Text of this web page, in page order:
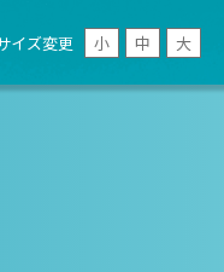
イズ変更 小 中 大